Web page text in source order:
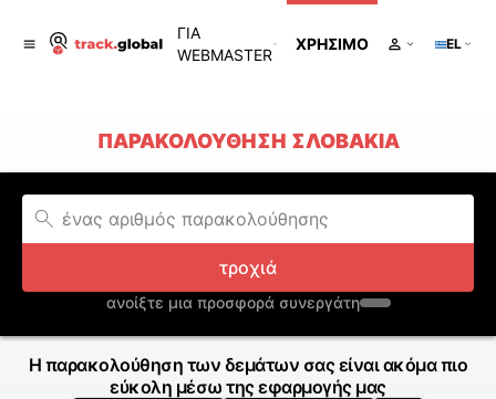
ΓΙΑ
WEBMASTER
ΧΡΉΣΙΜΟ EL
ΠΑΡΑΚΟΛΟΎΘΗΣΗ ΣΛΟΒΑΚΊΑ
τροχιά
ανοίξτε μια προσφορά συνεργάτη
Η παρακολούθηση των δεμάτων σας είναι ακόμα πιο
εύκολη μέσω της εφαρμογής μας